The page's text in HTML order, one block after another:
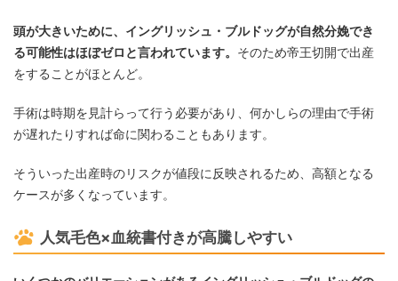
頭が大きいために、イングリッシュ・ブルドッグが自然分娩でき
る可能性はほぼゼロと言われています。 そのため帝王切開で出産
をすることがほとんど。
手術は時期を見計らって行う必要があり、何かしらの理由で手術
が遅れたりすれば命に関わることもあります。
そういった出産時のリスクが値段に反映されるため、高額となる
ケースが多くなっています。
人気毛色×血統書付きが高騰しやすい